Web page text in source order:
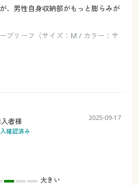
、男性自身収納部がもっと膨らみが
ブリーフ（サイズ：M / カラー：サ
者様
確認済み
2025-09-17
大きい